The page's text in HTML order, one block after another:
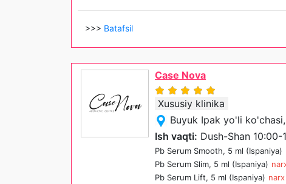
>>> Batafsil
Case Nova
Xususiy klinika
Buyuk Ipak yo'li
Ish vaqti: Dush-Shan 10:00-
Pb Serum Smooth, 5 ml (Ispaniya)
Pb Serum Slim, 5 ml (Ispaniya)
Pb Serum Lift, 5 ml (Ispaniya)